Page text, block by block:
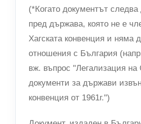
(*Когато документът
пред държава, която не е
Хагската конвенция и няма
отношения с България
вж. въпрос "Легализация
документи за държави
конвенция от 1961г.")